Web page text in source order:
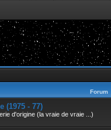
Forum
(1975 - 77)
d'origine (la vraie de vraie ...)